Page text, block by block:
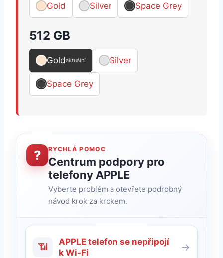
Gold Silver Space Grey
512 GB
Goldaktuální Silver
Space Grey
? RYCHLÁ POMOC
Centrum podpory pro
telefony APPLE
Vyberte problém a otevřete podrobný
návod krok za krokem.
📶
APPLE telefon se nepřipojí
k Wi-Fi
→